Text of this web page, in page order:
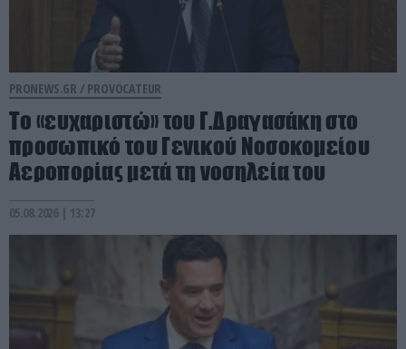
PRONEWS.GR / PROVOCATEUR
Το «ευχαριστώ» του Γ.Δραγασάκη στο
προσωπικό του Γενικού Νοσοκομείου
Αεροπορίας μετά τη νοσηλεία του
05.08.2026 | 13:27